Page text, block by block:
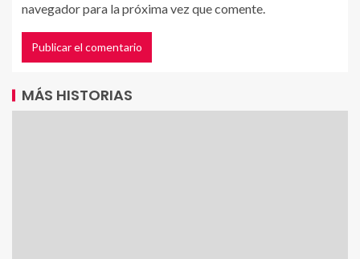
navegador para la próxima vez que comente.
MÁS HISTORIAS